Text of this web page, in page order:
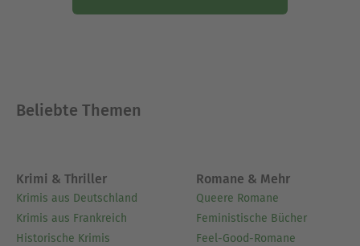
Beliebte Themen
Krimi & Thriller
Krimis aus Deutschland
Krimis aus Frankreich
Historische Krimis
Romane & Mehr
Queere Romane
Feministische Bücher
Feel-Good-Romane